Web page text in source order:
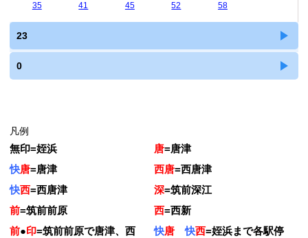
35 41 45
52
58
23
0
凡例
無印=姪浜 唐=唐津
快唐=唐津 西唐=西唐津
快西=西唐津 深=筑前深江
前=筑前前原 西=西新
前●印=筑前前原で唐津、西 快唐 快西=姪浜まで各駅停